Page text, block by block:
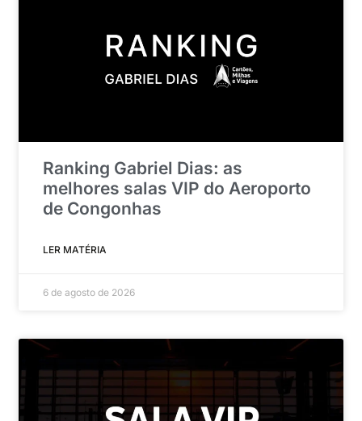
Ranking Gabriel Dias: as
melhores salas VIP do Aeroporto
de Congonhas
LER MATÉRIA
6 de agosto de 2026